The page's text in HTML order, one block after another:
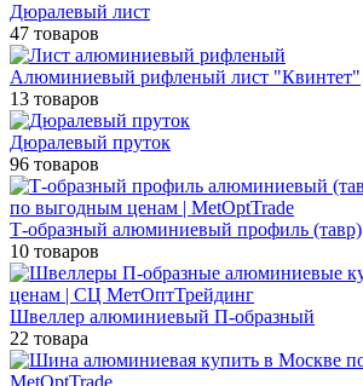
Дюралевый лист
47 товаров
Алюминиевый рифленый лист "Квинтет"
13 товаров
Дюралевый пруток
96 товаров
Т-образный алюминиевый профиль (тавр)
10 товаров
Швеллер алюминиевый П-образный
22 товара